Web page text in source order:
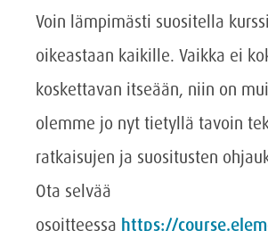
Voin lämpimästi suositella
oikeastaan kaikille. Vaikka ei
koskettavan itseään, niin on
olemme jo nyt tietyllä tavoin
ratkaisujen ja suositusten
Ota selvää
osoitteessa https://